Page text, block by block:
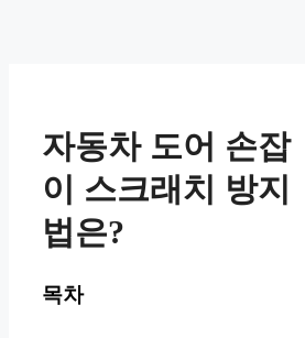
자동차 도어 손잡
이 스크래치 방지
법은?
목차